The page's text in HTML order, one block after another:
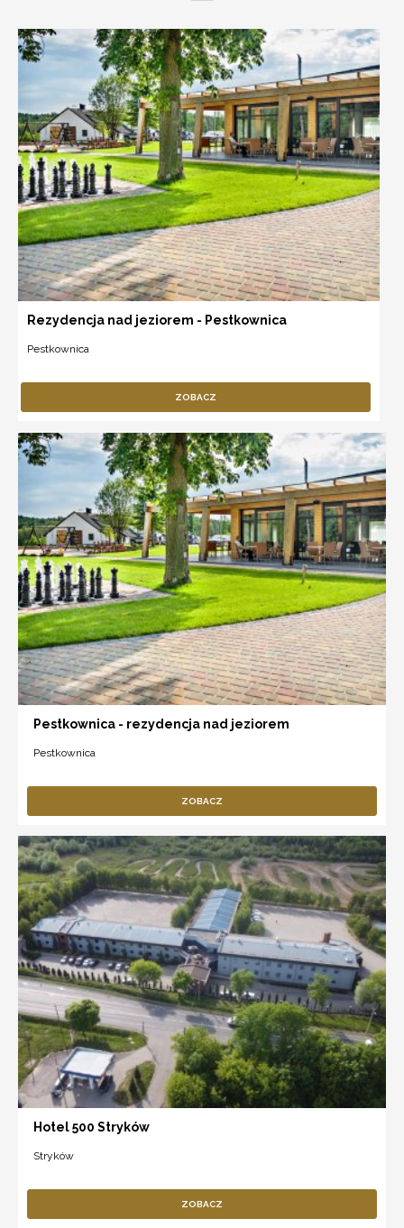
Rezydencja nad jeziorem - Pestkownica
Pestkownica
ZOBACZ
Pestkownica - rezydencja nad jeziorem
Pestkownica
ZOBACZ
Hotel 500 Stryków
Stryków
ZOBACZ